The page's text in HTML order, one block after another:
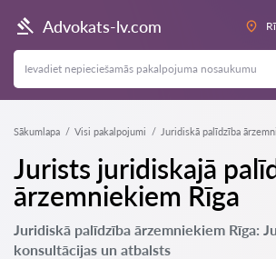
Advokats-lv.com
Sākumlapa Visi pakalpojumi Juridiskā palīdzība
Jurists juridiskajā
ārzemniekiem Rīga
Juridiskā palīdzība ārzemniekiem Rīga:
konsultācijas un atbalsts